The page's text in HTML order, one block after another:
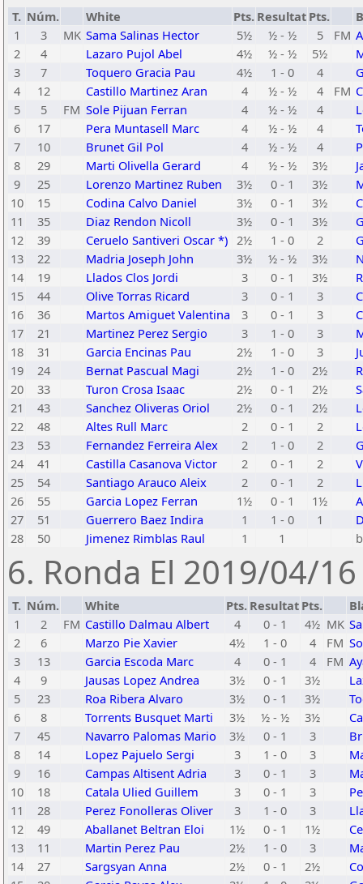
T. Núm. White Pts. Resultat Pts.
1
3 MK Sama Salinas Hector 5½ ½ - ½ 5 FM
2
4 Lazaro Pujol Abel 4½ ½ - ½ 5½
3
7 Toquero Gracia Pau 4½ 1 - 0 4
4
12 Castillo Martinez Aran 4 ½ - ½ 4 FM
5
5 FM Sole Pijuan Ferran 4 ½ - ½ 4
6
17 Pera Muntasell Marc 4 ½ - ½ 4
7
10 Brunet Gil Pol 4 ½ - ½ 4
8
29 Marti Olivella Gerard 4 ½ - ½ 3½
9
25 Lorenzo Martinez Ruben 3½ 0 - 1 3½
10
15 Codina Calvo Daniel 3½ 0 - 1 3½
11
35 Diaz Rendon Nicoll 3½ 0 - 1 3½
12
39 Ceruelo Santiveri Oscar *) 2½ 1 - 0 2
13
22 Madria Joseph John 3½ ½ - ½ 3½
14
19 Llados Clos Jordi 3 0 - 1 3½
15
44 Olive Torras Ricard 3 0 - 1 3
16
36 Martos Amiguet Valentina 3 0 - 1 3
17
21 Martinez Perez Sergio 3 1 - 0 3
18
31 Garcia Encinas Pau 2½ 1 - 0 3
19
24 Bernat Pascual Magi 2½ 1 - 0 2½
20
33 Turon Crosa Isaac 2½ 0 - 1 2½
21
43 Sanchez Oliveras Oriol 2½ 0 - 1 2½
22
48 Altes Rull Marc 2 0 - 1 2
23
53 Fernandez Ferreira Alex 2 1 - 0 2
24
41 Castilla Casanova Victor 2 0 - 1 2
25
54 Santiago Arauco Aleix 2 0 - 1 2
26
55 Garcia Lopez Ferran 1½ 0 - 1 1½
27
51 Guerrero Baez Indira 1 1 - 0 1
28
50 Jimenez Rimblas Raul 1 1
6. Ronda El 2019/04/
T. Núm. White Pts. Resultat Pts.
1
2 FM Castillo Dalmau Albert 4 0 - 1 4½ MK
2
6 Marzo Pie Xavier 4½ 1 - 0 4 FM
3
13 Garcia Escoda Marc 4 0 - 1 4 FM
4
9 Jausas Lopez Andrea 3½ 0 - 1 3½
5
23 Roa Ribera Alvaro 3½ 0 - 1 3½
6
8 Torrents Busquet Marti 3½ ½ - ½ 3½
7
45 Navarro Palomas Mario 3½ 0 - 1 3
8
14 Lopez Pajuelo Sergi 3 1 - 0 3
9
16 Campas Altisent Adria 3 0 - 1 3
10
18 Catala Ulied Guillem 3 0 - 1 3
11
28 Perez Fonolleras Oliver 3 1 - 0 3
12
49 Aballanet Beltran Eloi 1½ 0 - 1 1½
13
11 Martin Perez Pau 2½ 1 - 0 3
14
27 Sargsyan Anna 2½ 0 - 1 2½